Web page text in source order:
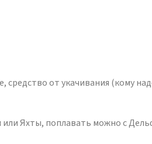
средство от укачивания (кому
Яхты, поплавать можно с